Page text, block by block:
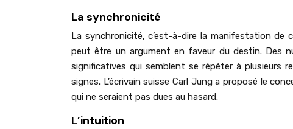
La synchronicité
La synchronicité, c’est-à-dire la manifestation de
peut être un argument en faveur du destin. Des
significatives qui semblent se répéter à plusieurs
signes. L’écrivain suisse Carl Jung a proposé le
qui ne seraient pas dues au hasard.
L’intuition